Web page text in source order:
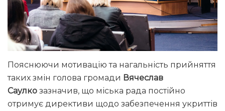
Пояснюючи мотивацію та нагальність прийняття
таких змін голова громади Вячеслав
Саулко зазначив, що міська рада постійно
отримує директиви щодо забезпечення укриттів